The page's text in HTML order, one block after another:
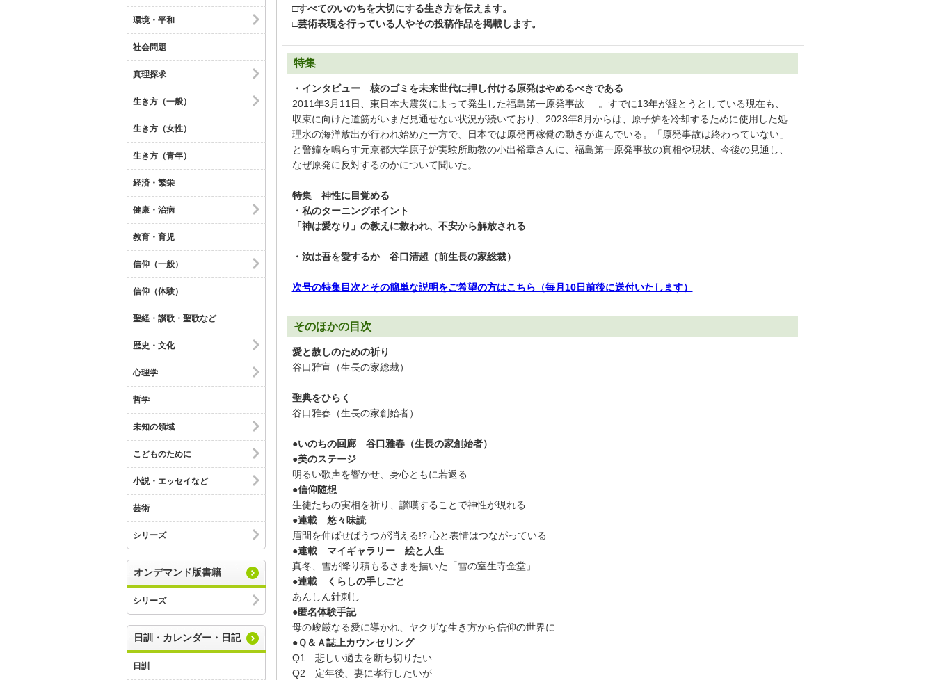
環境・平和
社会問題
真理探求
生き方（一般）
生き方（女性）
生き方（青年）
経済・繁栄
健康・治病
教育・育児
信仰（一般）
信仰（体験）
聖経・讃歌・聖歌など
歴史・文化
心理学
哲学
未知の領域
こどものために
小説・エッセイなど
芸術
シリーズ
オンデマンド版書籍
シリーズ
日訓・カレンダー・日記
日訓
□すべてのいのちを大切にする生き方を伝えます。
□芸術表現を行っている人やその投稿作品を掲載します。
特集
・インタビュー 核のゴミを未来世代に押し付ける原発はやめるべきである
2011年3月11日、東日本大震災によって発生した福島第一原発事故──。すでに13年が経とうとしている現在も、
収束に向けた道筋がいまだ見通せない状況が続いており、2023年8月からは、原子炉を冷却するために使用した処
理水の海洋放出が行われ始めた一方で、日本では原発再稼働の動きが進んでいる。「原発事故は終わっていない」
と警鐘を鳴らす元京都大学原子炉実験所助教の小出裕章さんに、福島第一原発事故の真相や現状、今後の見通し、
なぜ原発に反対するのかについて聞いた。
特集 神性に目覚める
・私のターニングポイント
「神は愛なり」の教えに救われ、不安から解放される
・汝は吾を愛するか 谷口清超（前生長の家総裁）
次号の特集目次とその簡単な説明をご希望の方はこちら（毎月10日前後に送付いたします）
そのほかの目次
愛と赦しのための祈り
谷口雅宣（生長の家総裁）
聖典をひらく
谷口雅春（生長の家創始者）
●いのちの回廊 谷口雅春（生長の家創始者）
●美のステージ
明るい歌声を響かせ、身心ともに若返る
●信仰随想
生徒たちの実相を祈り、讃嘆することで神性が現れる
●連載 悠々味読
眉間を伸ばせばうつが消える!? 心と表情はつながっている
●連載 マイギャラリー 絵と人生
真冬、雪が降り積もるさまを描いた「雪の室生寺金堂」
●連載 くらしの手しごと
あんしん針刺し
●匿名体験手記
母の峻厳なる愛に導かれ、ヤクザな生き方から信仰の世界に
●Ｑ＆Ａ誌上カウンセリング
Q1 悲しい過去を断ち切りたい
Q2 定年後、妻に孝行したいが